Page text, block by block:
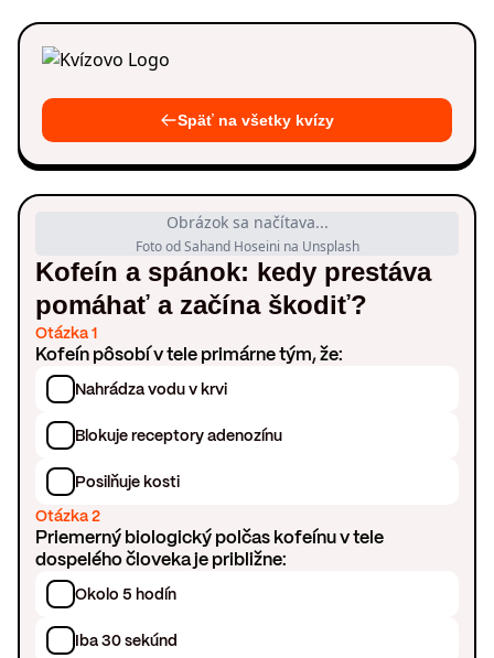
Späť na všetky kvízy
Obrázok sa načítava...
Foto od Sahand Hoseini na Unsplash
Kofeín a spánok: kedy prestáva
pomáhať a začína škodiť?
Otázka 1
Kofeín pôsobí v tele primárne tým, že:
Nahrádza vodu v krvi
Blokuje receptory adenozínu
Posilňuje kosti
Otázka 2
Priemerný biologický polčas kofeínu v tele
dospelého človeka je približne:
Okolo 5 hodín
Iba 30 sekúnd